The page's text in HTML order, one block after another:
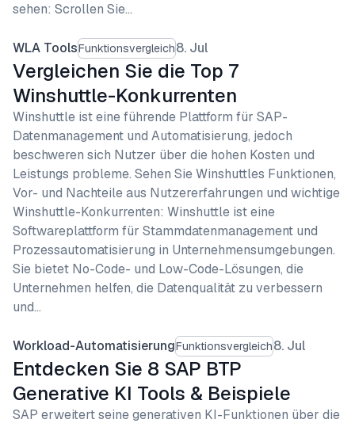
sehen: Scrollen Sie…
WLA ToolsFunktionsvergleich8. Jul
Vergleichen Sie die Top 7
Winshuttle-Konkurrenten
Winshuttle ist eine führende Plattform für SAP-
Datenmanagement und Automatisierung, jedoch
beschweren sich Nutzer über die hohen Kosten und
Leistungs probleme. Sehen Sie Winshuttles Funktionen,
Vor- und Nachteile aus Nutzererfahrungen und wichtige
Winshuttle-Konkurrenten: Winshuttle ist eine
Softwareplattform für Stammdatenmanagement und
Prozessautomatisierung in Unternehmensumgebungen.
Sie bietet No-Code- und Low-Code-Lösungen, die
Unternehmen helfen, die Datenqualität zu verbessern
und…
Workload-AutomatisierungFunktionsvergleich8. Jul
Entdecken Sie 8 SAP BTP
Generative KI Tools & Beispiele
SAP erweitert seine generativen KI-Funktionen über die